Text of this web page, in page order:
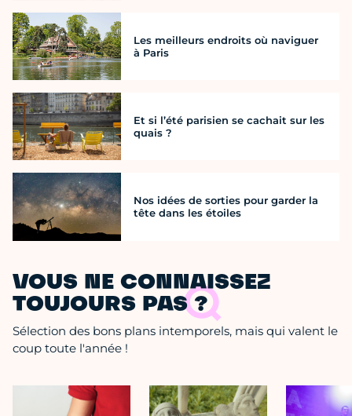
Les meilleurs endroits où naviguer
à Paris
Et si l’été parisien se cachait sur les
quais ?
Nos idées de sorties pour garder la
tête dans les étoiles
VOUS NE CONNAISSEZ
TOUJOURS PAS ?
Sélection des bons plans intemporels, mais qui valent le
coup toute l'année !